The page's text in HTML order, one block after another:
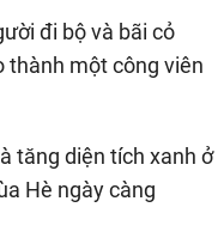
đi bộ và bãi cỏ
thành một công viên
tăng diện tích xanh ở
Hè ngày càng